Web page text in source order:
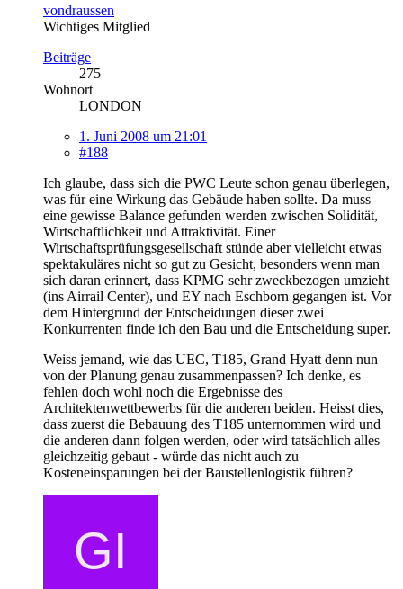
vondraussen
Wichtiges Mitglied
Beiträge
275
Wohnort
LONDON
1. Juni 2008 um 21:01
#188
Ich glaube, dass sich die PWC Leute schon genau überlegen,
was für eine Wirkung das Gebäude haben sollte. Da muss
eine gewisse Balance gefunden werden zwischen Solidität,
Wirtschaftlichkeit und Attraktivität. Einer
Wirtschaftsprüfungsgesellschaft stünde aber vielleicht etwas
spektakuläres nicht so gut zu Gesicht, besonders wenn man
sich daran erinnert, dass KPMG sehr zweckbezogen umzieht
(ins Airrail Center), und EY nach Eschborn gegangen ist. Vor
dem Hintergrund der Entscheidungen dieser zwei
Konkurrenten finde ich den Bau und die Entscheidung super.
Weiss jemand, wie das UEC, T185, Grand Hyatt denn nun
von der Planung genau zusammenpassen? Ich denke, es
fehlen doch wohl noch die Ergebnisse des
Architektenwettbewerbs für die anderen beiden. Heisst dies,
dass zuerst die Bebauung des T185 unternommen wird und
die anderen dann folgen werden, oder wird tatsächlich alles
gleichzeitig gebaut - würde das nicht auch zu
Kosteneinsparungen bei der Baustellenlogistik führen?